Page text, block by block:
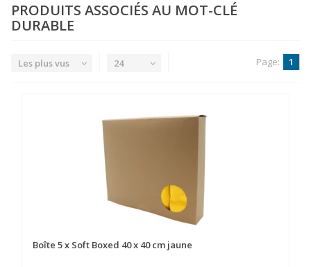
PRODUITS ASSOCIÉS AU MOT-CLÉ
DURABLE
Les plus vus 24 Page: 1
Boîte 5 x Soft Boxed 40 x 40 cm jaune